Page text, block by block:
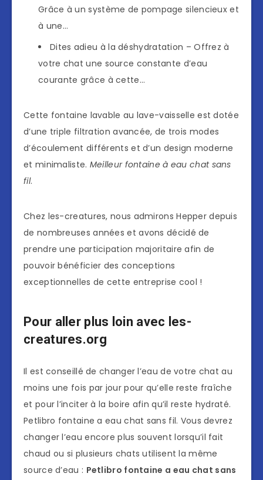
Grâce à un système de pompage silencieux et
à une…
Dites adieu à la déshydratation – Offrez à
votre chat une source constante d’eau
courante grâce à cette…
Cette fontaine lavable au lave-vaisselle est dotée
d’une triple filtration avancée, de trois modes
d’écoulement différents et d’un design moderne
et minimaliste. Meilleur fontaine à eau chat sans
fil.
Chez les-creatures, nous admirons Hepper depuis
de nombreuses années et avons décidé de
prendre une participation majoritaire afin de
pouvoir bénéficier des conceptions
exceptionnelles de cette entreprise cool !
Pour aller plus loin avec les-
creatures.org
Il est conseillé de changer l’eau de votre chat au
moins une fois par jour pour qu’elle reste fraîche
et pour l’inciter à la boire afin qu’il reste hydraté.
Petlibro fontaine a eau chat sans fil. Vous devrez
changer l’eau encore plus souvent lorsqu’il fait
chaud ou si plusieurs chats utilisent la même
source d’eau : Petlibro fontaine a eau chat sans